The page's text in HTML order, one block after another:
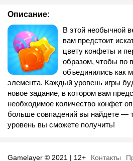
Описание:
В этой необычной
вам предстоит
цвету конфеты и
образом, чтобы по
объединились как
элемента. Каждый уровень игры
новое задание, в котором вам
необходимое количество конфет
больше совпадений вы найдете —
уровень вы сможете получить!
Gamelayer © 2021 | 12+ Контакты